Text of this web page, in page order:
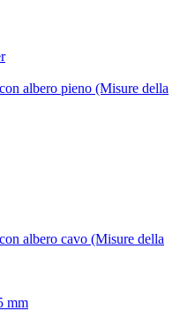
albero pieno (Misure della
albero cavo (Misure della
mm